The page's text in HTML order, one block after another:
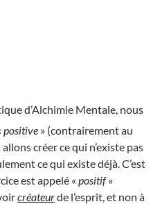
d’Alchimie Mentale, nous
positive » (contrairement au
créer ce qui n’existe pas
ce qui existe déjà. C’est
est appelé « positif»
créateurde l’esprit, et non à